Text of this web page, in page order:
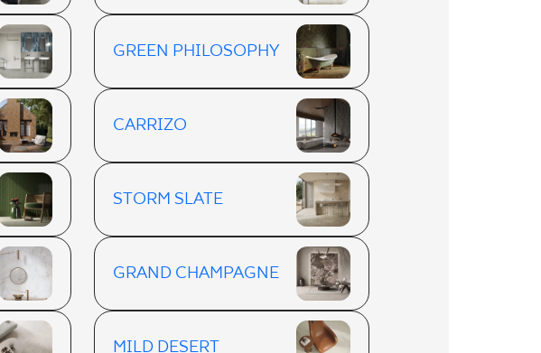
GREEN PHILOSOPHY
CARRIZO
STORM SLATE
GRAND CHAMPAGNE
MILD DESERT